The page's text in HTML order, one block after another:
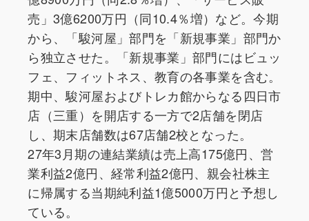
売」3億6200万円（同10.4％増）など。今期
から、「駿河屋」部門を「新規事業」部門か
ら独立させた。「新規事業」部門にはビュッ
フェ、フィットネス、教育の各事業を含む。
期中、駿河屋およびトレカ館からなる四日市
店（三重）を開店する一方で2店舗を閉店
し、期末店舗数は67店舗2校となった。
27年3月期の連結業績は売上高175億円、営
業利益2億円、経常利益2億円、親会社株主
に帰属する当期純利益1億5000万円と予想し
ている。